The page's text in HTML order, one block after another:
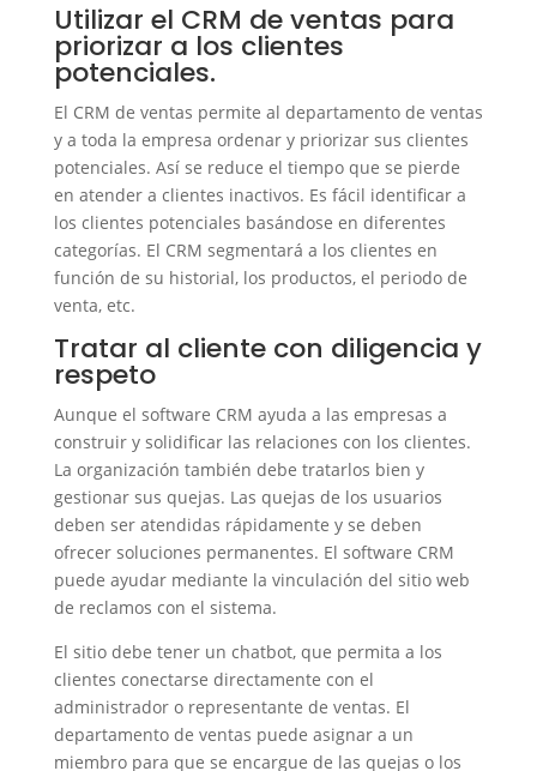
Utilizar el CRM de ventas para
priorizar a los clientes
potenciales.
El CRM de ventas permite al departamento de ventas
y a toda la empresa ordenar y priorizar sus clientes
potenciales. Así se reduce el tiempo que se pierde
en atender a clientes inactivos. Es fácil identificar a
los clientes potenciales basándose en diferentes
categorías. El CRM segmentará a los clientes en
función de su historial, los productos, el periodo de
venta, etc.
Tratar al cliente con diligencia y
respeto
Aunque el software CRM ayuda a las empresas a
construir y solidificar las relaciones con los clientes.
La organización también debe tratarlos bien y
gestionar sus quejas. Las quejas de los usuarios
deben ser atendidas rápidamente y se deben
ofrecer soluciones permanentes. El software CRM
puede ayudar mediante la vinculación del sitio web
de reclamos con el sistema.
El sitio debe tener un chatbot, que permita a los
clientes conectarse directamente con el
administrador o representante de ventas. El
departamento de ventas puede asignar a un
miembro para que se encargue de las quejas o los